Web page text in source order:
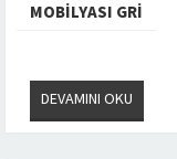
MOBİLYASI GRİ
DEVAMINI OKU